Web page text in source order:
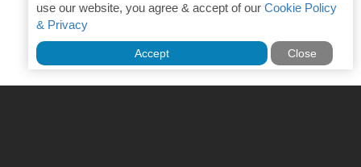
use our website, you agree & accept of our Cookie Policy
& Privacy
Accept Close